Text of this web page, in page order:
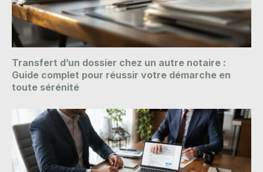
Transfert d’un dossier chez un autre notaire :
Guide complet pour réussir votre démarche en
toute sérénité